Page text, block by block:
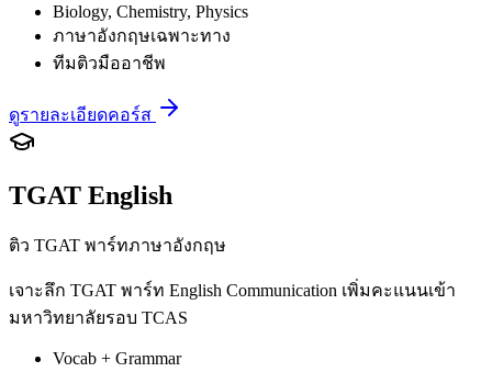
Biology, Chemistry, Physics
ภาษาอังกฤษเฉพาะทาง
ทีมติวมืออาชีพ
ดูรายละเอียดคอร์ส
TGAT English
ติว TGAT พาร์ทภาษาอังกฤษ
เจาะลึก TGAT พาร์ท English Communication เพิ่มคะแนนเข้า
มหาวิทยาลัยรอบ TCAS
Vocab + Grammar